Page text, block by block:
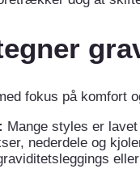
fokus på komfort
Mange styles er
nederdele og